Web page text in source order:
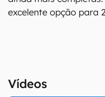
excelente opção para
Vídeos